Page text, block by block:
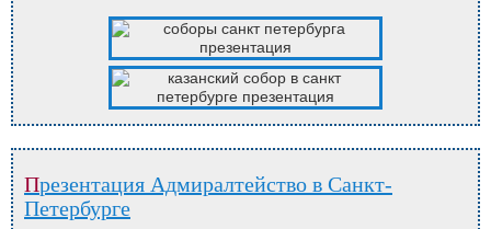
Презентация Адмиралтейство в Санкт-
Петербурге